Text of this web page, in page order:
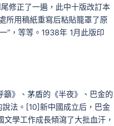
修正了一遍，此中十版改訂本
所用稿紙重寫后粘貼籠罩了原
”，等等。1938年 1月此版印
》、茅盾的《半夜》、巴金的
說法。[10]新中國成立后，巴金
學工作成長傾瀉了大批血汗，